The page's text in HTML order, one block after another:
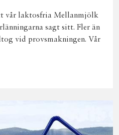
vår laktosfria Mellanmjölk
sagt sitt. Fler än
vid provsmakningen. Vår